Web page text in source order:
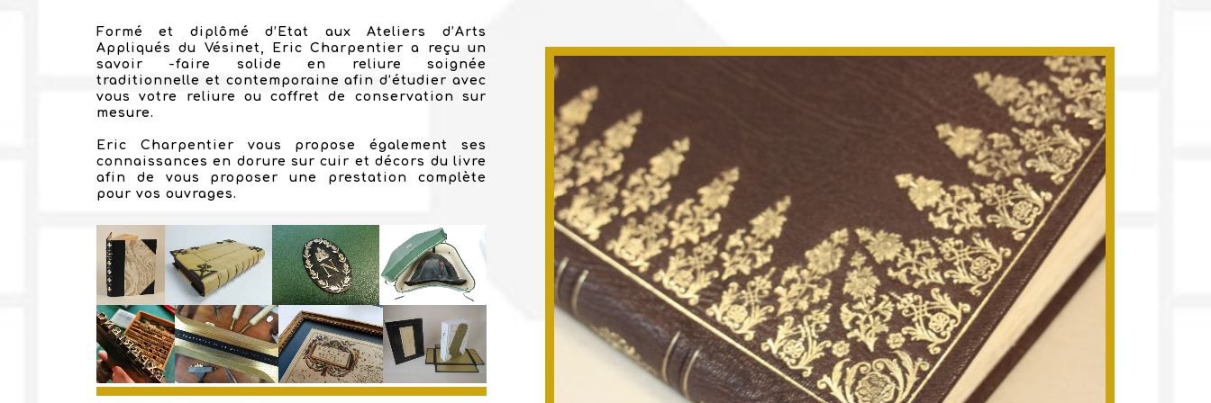
Formé et diplômé d’Etat aux Ateliers d’Arts
Appliqués du Vésinet, Eric Charpentier a reçu un
savoir -faire solide en reliure soignée
traditionnelle et contemporaine afin d’étudier avec
vous votre reliure ou coffret de conservation sur
mesure.
Eric Charpentier vous propose également ses
connaissances en dorure sur cuir et décors du livre
afin de vous proposer une prestation complète
pour vos ouvrages.